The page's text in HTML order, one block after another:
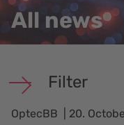
All news
Filter
OptecBB 20.